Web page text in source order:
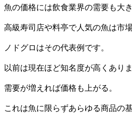
魚の価格には飲食業界の需要も大
高級寿司店や料亭で人気の魚は市
ノドグロはその代表例です。
以前は現在ほど知名度が高くあり
需要が増えれば価格も上がる。
これは魚に限らずあらゆる商品の